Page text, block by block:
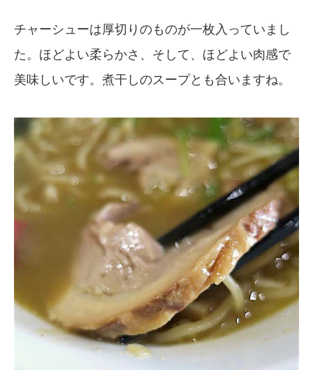
チャーシューは厚切りのものが一枚入っていまし
た。ほどよい柔らかさ、そして、ほどよい肉感で
美味しいです。煮干しのスープとも合いますね。